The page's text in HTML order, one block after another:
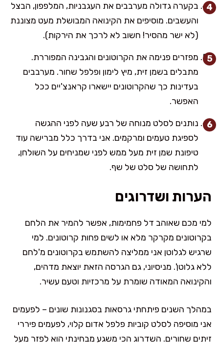
בקערה גדולה מערבבים את העגבניות, המלפפון, הבצל
והעשבים. מוסיפים את הקינואה המבושלת מעט מצוננת
(לא ישר מהסיר! חשוב לא לרכך את הירקות).
מפזרים פנימה את הקרוטונים והגבינה המפוררת.
מתבלים בשמן זית, מיץ לימון ופלפל שחור. מערבבים
בעדינות כך שהקרוטונים יישארו קראנצ'יים ככל
האפשר.
נותנים לסלט מנוחה של רבע שעה לפני ההגשה
לספיגת טעמים ומרקמים. אני בדרך כלל מברישה עוד
טיפונת שמן זית מעל ממש לפני שמניחים על השולחן,
לתחושה של סלט של שף.
הערות ושדרוגים
למי מכם שאוהב דל פחמימות, אפשר להמיר את הלחם
בקרוטונים מקרקר מלא או לשים פחות קרוטונים. למי
שרגיש לגלוטן אני ממליצה להשתמש בקרוטונים מ'לחם
ללא גלוטן'. מניסיוני, גם הגרסה הזאת יוצאת מדהים,
והקינואה המאודה שומרת על מרכזיות וטעם עשיר.
במהלך השנים פיתחתי גרסאות בסגנונות שונים – לפעמים
אני מוסיפה לסלט קוביות פלפל אדום קלוי, לפעמים פיררי
זיתים שחורים. השדרוג הכי משגע מבחינתי הוא לפזר מעל